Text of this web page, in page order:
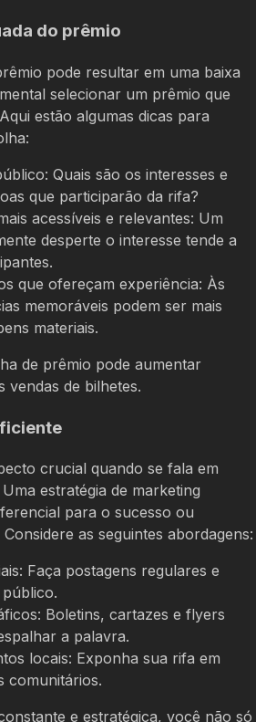
do prêmio
pode resultar em uma baixa
selecionar um prêmio que
estão algumas dicas para
Quais são os interesses e
que participarão da rifa?
acessíveis e relevantes: Um
desperte o interesse tende a
que ofereçam experiência: Às
memoráveis podem ser mais
materiais.
de prêmio pode aumentar
vendas de bilhetes.
crucial quando se fala em
Uma estratégia de marketing
para o sucesso ou
as seguintes abordagens:
Faça postagens regulares e
Boletins, cartazes e flyers
a palavra.
locais: Exponha sua rifa em
comunitários.
e estratégica, você não só